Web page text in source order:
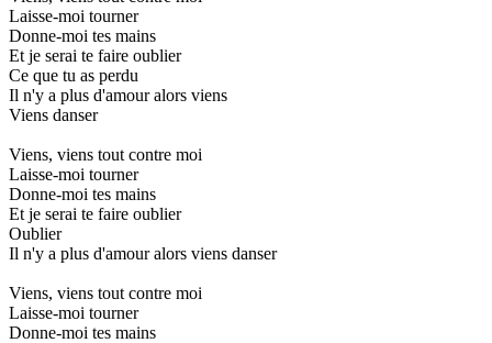
Laisse-moi tourner
Donne-moi tes mains
Et je serai te faire oublier
Ce que tu as perdu
Il n'y a plus d'amour alors viens
Viens danser
Viens, viens tout contre moi
Laisse-moi tourner
Donne-moi tes mains
Et je serai te faire oublier
Oublier
Il n'y a plus d'amour alors viens danser
Viens, viens tout contre moi
Laisse-moi tourner
Donne-moi tes mains